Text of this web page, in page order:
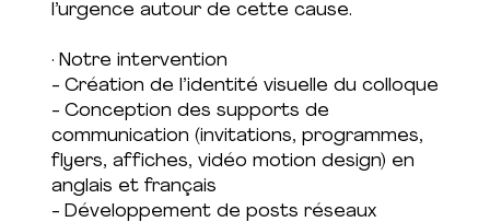
l’urgence autour de cette cause.
· Notre intervention
- Création de l’identité visuelle du colloque
- Conception des supports de
communication (invitations, programmes,
flyers, affiches, vidéo motion design) en
anglais et français
- Développement de posts réseaux